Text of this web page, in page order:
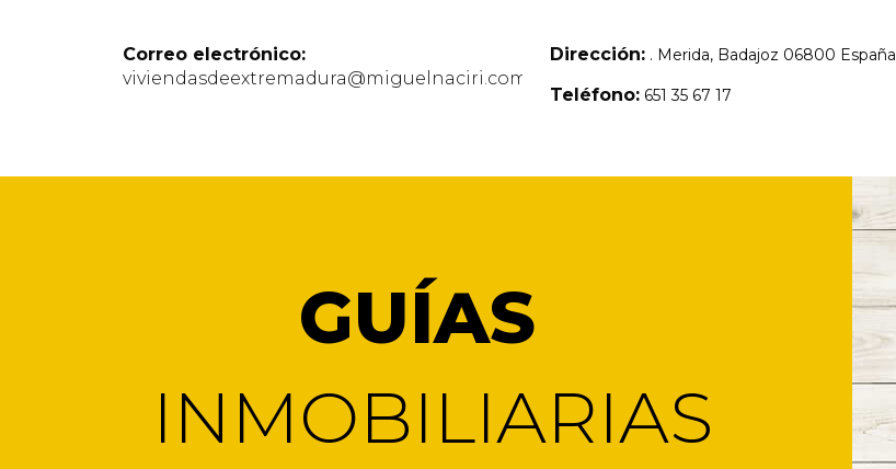
Correo electrónico:
viviendasdeextremadura@miguelnaciri.com
Dirección: . Merida, Badajoz 06800 España
Teléfono: 651 35 67 17
GUÍAS
INMOBILIARIAS